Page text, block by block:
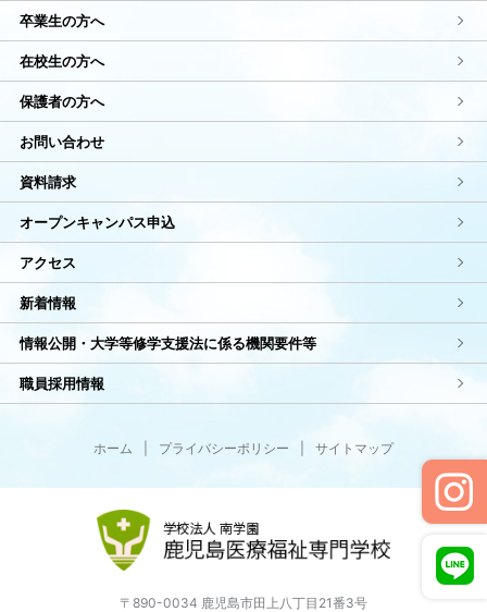
卒業生の方へ
在校生の方へ
保護者の方へ
お問い合わせ
資料請求
オープンキャンパス申込
アクセス
新着情報
情報公開・大学等修学支援法に係る機関要件等
職員採用情報
ホーム プライバシーポリシー サイトマップ
〒890-0034 鹿児島市田上八丁目21番3号